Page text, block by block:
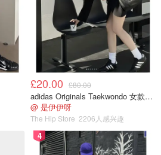
.tripsavvy，版权属于原作者
Hill
Hill两座山是峰区最具代表性的景
被称作龙脊道。
£20.00 £80.00
adidas Originals Taekwondo 女款黑色运动鞋
@ 是伊伊呀
The Hip Store 2206人感兴趣
4